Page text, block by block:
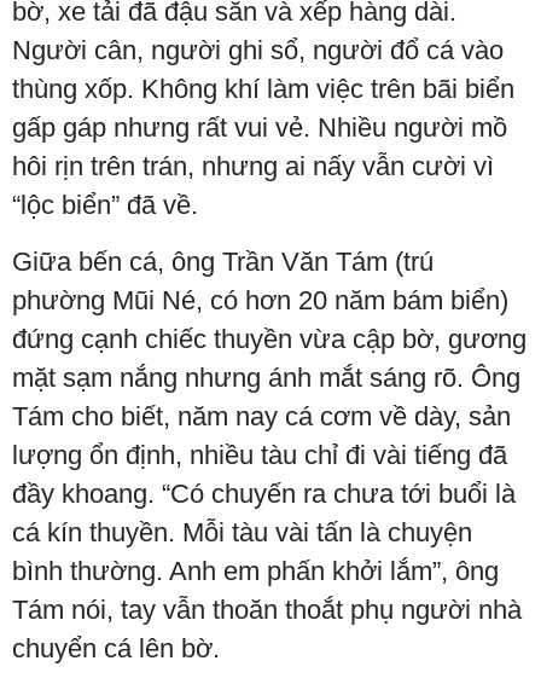
bờ, xe tải đã đậu sẵn và xếp hàng dài.
Người cân, người ghi sổ, người đổ cá vào
thùng xốp. Không khí làm việc trên bãi biển
gấp gáp nhưng rất vui vẻ. Nhiều người mồ
hôi rịn trên trán, nhưng ai nấy vẫn cười vì
“lộc biển” đã về.
Giữa bến cá, ông Trần Văn Tám (trú
phường Mũi Né, có hơn 20 năm bám biển)
đứng cạnh chiếc thuyền vừa cập bờ, gương
mặt sạm nắng nhưng ánh mắt sáng rõ. Ông
Tám cho biết, năm nay cá cơm về dày, sản
lượng ổn định, nhiều tàu chỉ đi vài tiếng đã
đầy khoang. “Có chuyến ra chưa tới buổi là
cá kín thuyền. Mỗi tàu vài tấn là chuyện
bình thường. Anh em phấn khởi lắm”, ông
Tám nói, tay vẫn thoăn thoắt phụ người nhà
chuyển cá lên bờ.